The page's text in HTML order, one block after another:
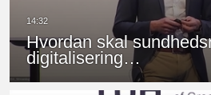
Hvordan skal
digitalisering…